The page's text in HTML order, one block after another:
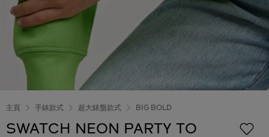
主頁 手錶款式 超大錶盤款式 BIG BOLD
SWATCH NEON PARTY TO